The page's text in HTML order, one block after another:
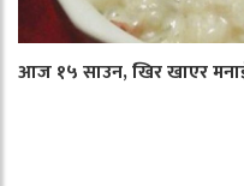
आज १५ साउन, खिर खाएर